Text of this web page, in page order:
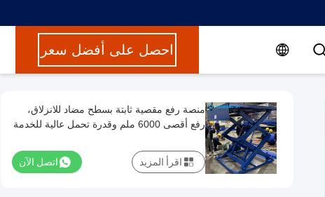
احصل على أفضل سعر
منصة رفع مقصية ثابتة بسطح مضاد للانزلاق،
رفع أقصى 6000 ملم وقدرة تحمل عالية للخدمة
اتصل الآن اقرأ المزيد